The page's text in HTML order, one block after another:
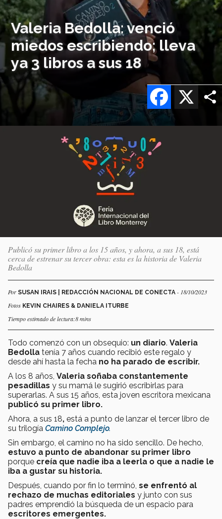
Valeria Bedolla: venció
miedos escribiendo; lleva
ya 3 libros a sus 18
X
Facebook
Publicó su primer libro a los 15 años, y ahora, a sus 18, está
cerca de estrenar su tercer obra: esta es la historia de Valeria
Bedolla
Por SUSAN IRAIS | REDACCIÓN NACIONAL DE CONECTA - 18/10/2023
Fotos KEVIN CHAIRES & DANIELA ITURBE
Tiempo estimado de lectura:8 mins
Todo comenzó con un obsequio: un diario. Valeria
Bedolla tenía 7 años cuando recibió este regalo y
desde ahí hasta la fecha no ha parado de escribir.
A los 8 años, Valeria soñaba constantemente
pesadillas y su mamá le sugirió escribirlas para
superarlas. A sus 15 años, esta joven escritora mexicana
publicó su primer libro.
Ahora, a sus 18, está a punto de lanzar el tercer libro de
su trilogía Camino Complejo.
Sin embargo, el camino no ha sido sencillo. De hecho,
estuvo a punto de abandonar su primer libro
porque creía que nadie iba a leerla o que a nadie le
iba a gustar su historia.
Después, cuando por fin lo terminó, se enfrentó al
rechazo de muchas editoriales y junto con sus
padres emprendió la búsqueda de un espacio para
escritores emergentes.